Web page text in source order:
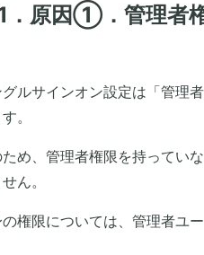
．原因①．管理者
グルサインオン設定は「管理
。
ため、管理者権限を持ってい
ん。
の権限については、管理者ユ